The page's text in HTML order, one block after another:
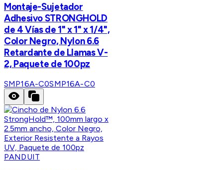
Montaje-Sujetador
Adhesivo STRONGHOLD
de 4 Vías de 1" x 1" x 1/4",
Color Negro, Nylon 6.6
Retardante de Llamas V-
2, Paquete de 100pz
SMP16A-C0SMP16A-C0
PANDUIT